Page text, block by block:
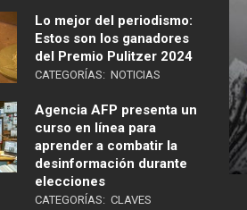
Lo mejor del periodismo:
Estos son los ganadores
del Premio Pulitzer 2024
CATEGORÍAS: NOTICIAS
Agencia AFP presenta un
curso en línea para
aprender a combatir la
desinformación durante
elecciones
CATEGORÍAS: CLAVES